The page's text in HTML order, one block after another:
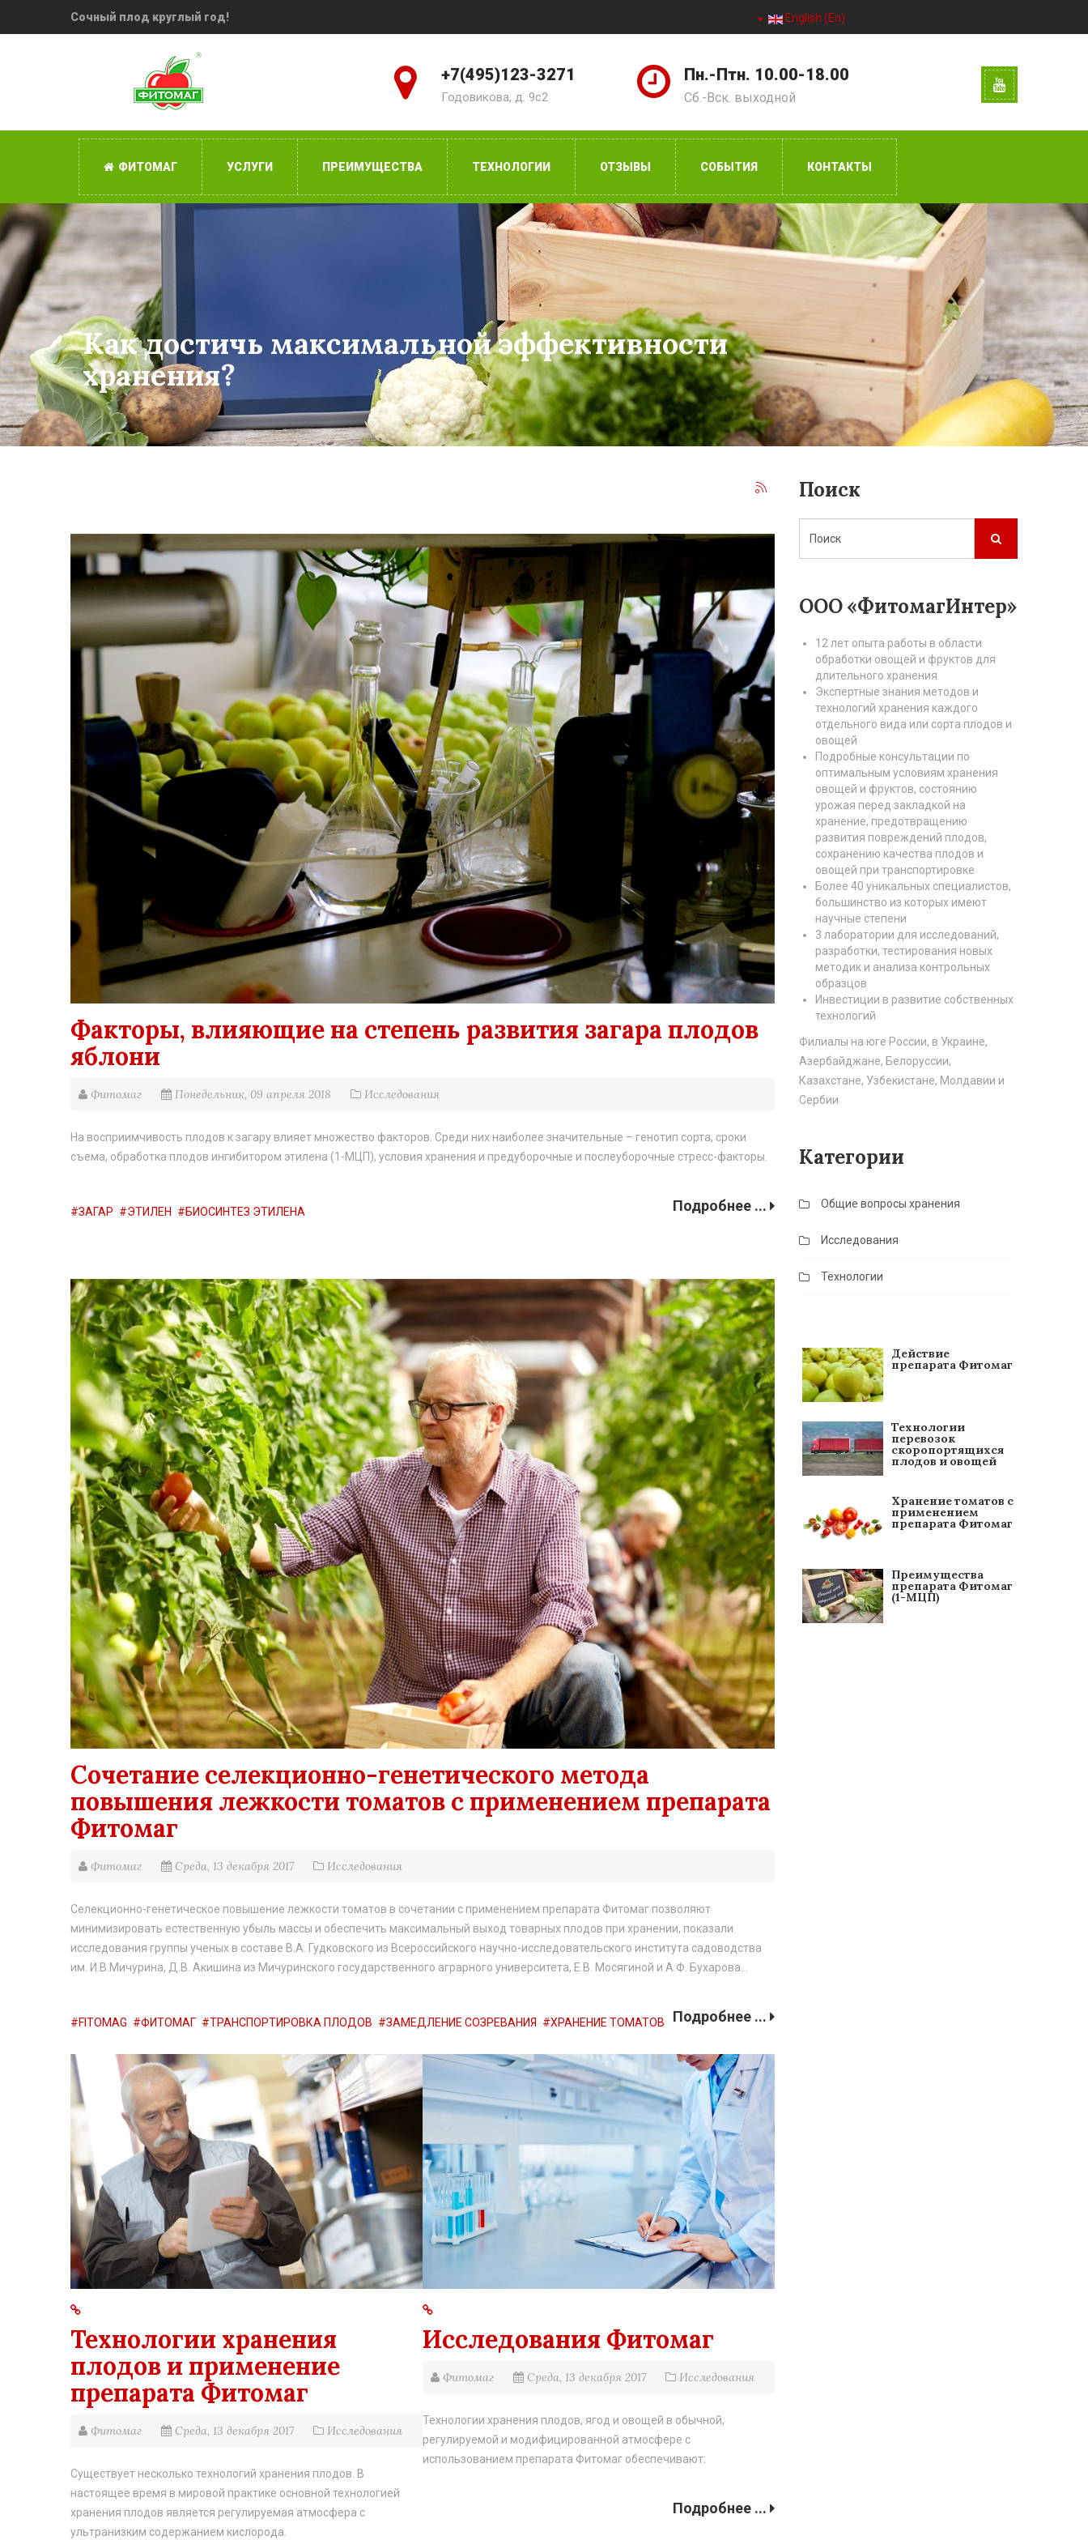
Сочный плод круглый год! English (En)
+7(495)123-3271
Годовикова, д. 9с2
Пн.-Птн. 10.00-18.00
Сб.-Вск. выходной
ФИТОМАГ УСЛУГИ ПРЕИМУЩЕСТВА ТЕХНОЛОГИИ ОТЗЫВЫ СОБЫТИЯ КОНТАКТЫ
Как достичь максимальной эффективности
хранения?
Факторы, влияющие на степень развития загара плодов
яблони
Фитомаг Понедельник, 09 апреля 2018 Исследования
На восприимчивость плодов к загару влияет множество факторов. Среди них наиболее значительные – генотип сорта, сроки
съема, обработка плодов ингибитором этилена (1-МЦП), условия хранения и предуборочные и послеуборочные стресс-факторы.
Подробнее ...
ЗАГАР ЭТИЛЕН БИОСИНТЕЗ ЭТИЛЕНА
Сочетание селекционно-генетического метода
повышения лежкости томатов с применением препарата
Фитомаг
Фитомаг Среда, 13 декабря 2017 Исследования
Селекционно-генетическое повышение лежкости томатов в сочетании с применением препарата Фитомаг позволяют
минимизировать естественную убыль массы и обеспечить максимальный выход товарных плодов при хранении, показали
исследования группы ученых в составе В.А. Гудковского из Всероссийского научно-исследовательского института садоводства
им. И.В.Мичурина, Д.В. Акишина из Мичуринского государственного аграрного университета, Е.В. Мосягиной и А.Ф. Бухарова…
Подробнее ...
FITOMAG ФИТОМАГ ТРАНСПОРТИРОВКА ПЛОДОВ ЗАМЕДЛЕНИЕ СОЗРЕВАНИЯ ХРАНЕНИЕ ТОМАТОВ
Технологии хранения
плодов и применение
препарата Фитомаг
Фитомаг Среда, 13 декабря 2017 Исследования
Существует несколько технологий хранения плодов. В
настоящее время в мировой практике основной технологией
хранения плодов является регулируемая атмосфера с
ультранизким содержанием кислорода.
Исследования Фитомаг
Фитомаг Среда, 13 декабря 2017 Исследования
Технологии хранения плодов, ягод и овощей в обычной,
регулируемой и модифицированной атмосфере с
использованием препарата Фитомаг обеспечивают:
Подробнее ...
Поиск
ООО «ФитомагИнтер»
12 лет опыта работы в области
обработки овощей и фруктов для
длительного хранения
Экспертные знания методов и
технологий хранения каждого
отдельного вида или сорта плодов и
овощей
Подробные консультации по
оптимальным условиям хранения
овощей и фруктов, состоянию
урожая перед закладкой на
хранение, предотвращению
развития повреждений плодов,
сохранению качества плодов и
овощей при транспортировке
Более 40 уникальных специалистов,
большинство из которых имеют
научные степени
3 лаборатории для исследований,
разработки, тестирования новых
методик и анализа контрольных
образцов
Инвестиции в развитие собственных
технологий
Филиалы на юге России, в Украине,
Азербайджане, Белоруссии,
Казахстане, Узбекистане, Молдавии и
Сербии
Категории
Общие вопросы хранения
Исследования
Технологии
Действие
препарата Фитомаг
Технологии
перевозок
скоропортящихся
плодов и овощей
Хранение томатов с
применением
препарата Фитомаг
Преимущества
препарата Фитомаг
(1-МЦП)